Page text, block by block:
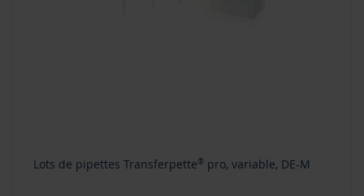
Lots de pipettes Transferpette® pro, variable, DE-M